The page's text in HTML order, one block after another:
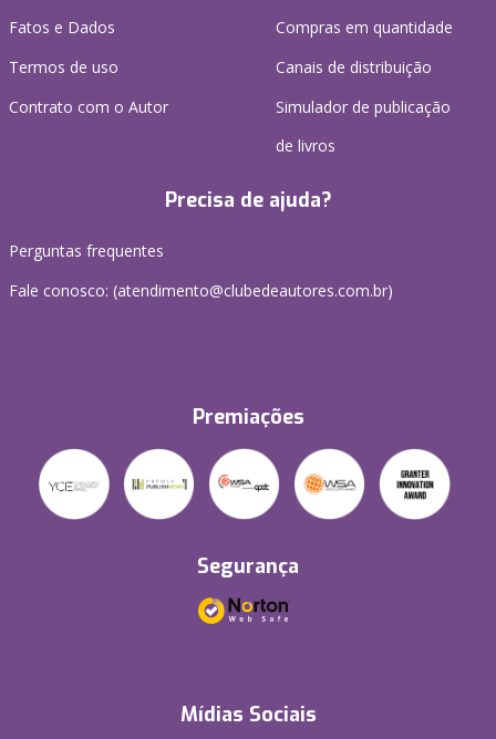
Fatos e Dados
Termos de uso
Contrato com o Autor
Compras em quantidade
Canais de distribuição
Simulador de publicação
de livros
Precisa de ajuda?
Perguntas frequentes
Fale conosco: (atendimento@clubedeautores.com.br)
Premiações
Segurança
Mídias Sociais